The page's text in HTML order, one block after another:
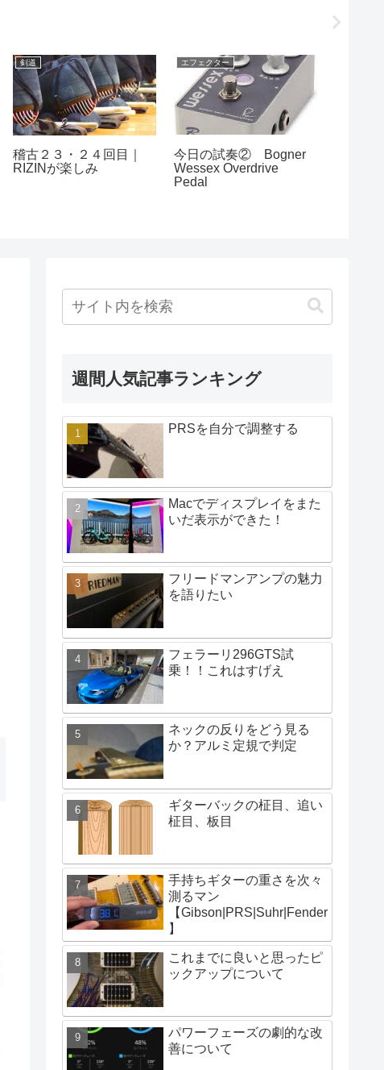
剣道
稽古２３・２４回目｜
RIZINが楽しみ
エフェクター
今日の試奏② Bogner
Wessex Overdrive
Pedal
週間人気記事ランキング
PRSを自分で調整する
Macでディスプレイをまた
いだ表示ができた！
フリードマンアンプの魅力
を語りたい
フェラーリ296GTS試
乗！！これはすげえ
ネックの反りをどう見る
か？アルミ定規で判定
ギターバックの柾目、追い
柾目、板目
手持ちギターの重さを次々
測るマン
【Gibson|PRS|Suhr|Fender
】
これまでに良いと思ったピ
ックアップについて
パワーフェーズの劇的な改
善について